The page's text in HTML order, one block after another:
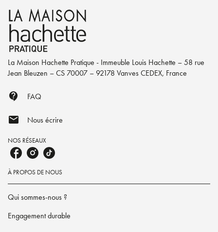
La Maison Hachette Pratique - Immeuble Louis Hachette – 58 rue
Jean Bleuzen – CS 70007 – 92178 Vanves CEDEX, France
contact_support FAQ
mail Nous écrire
NOS RÉSEAUX
À PROPOS DE NOUS
Qui sommes-nous ?
Engagement durable